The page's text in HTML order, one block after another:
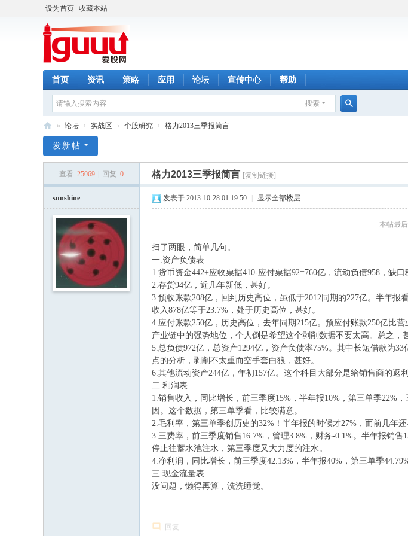
设为首页 收藏本站
首页 资讯 策略 应用 论坛 宣传中心 帮助
搜索
股
» 论坛 › 实战区 › 个股研究 › 格力2013三季报简言
发新帖
查看: 25069 回复: 0 格力2013三季报简言 [复制链接]
sunshine 发表于 2013-10-28 01:19:50 显示全部楼层
本帖最后
扫了两眼，简单几句。
一.资产负债表
1.货币资金442+应收票据410-应付票据92=760亿，流动负债958，缺口
2.存货94亿，近几年新低，甚好。
3.预收账款208亿，回到历史高位，虽低于2012同期的227亿。半年
收入878亿等于23.7%，处于历史高位，甚好。
4.应付账款250亿，历史高位，去年同期215亿。预应付账款250亿比
产业链中的强势地位，个人倒是希望这个剥削数据不要太高。总之，
5.总负债972亿，总资产1294亿，资产负债率75%。其中长短借款为
点的分析，剥削不太重而空手套白狼，甚好。
6.其他流动资产244亿，年初157亿。这个科目大部分是给销售商的返
二.利润表
1.销售收入，同比增长，前三季度15%，半年报10%，第三单季22%
因。这个数据，第三单季看，比较满意。
2.毛利率，第三单季创历史的32%！半年报的时候才27%，而前几年还
3.三费率，前三季度销售16.7%，管理3.8%，财务-0.1%。半年报销
停止往蓄水池注水，第三季度又大力度的注水。
4.净利润，同比增长，前三季度42.13%，半年报40%，第三单季
三.现金流量表
没问题，懒得再算，洗洗睡觉。
回复